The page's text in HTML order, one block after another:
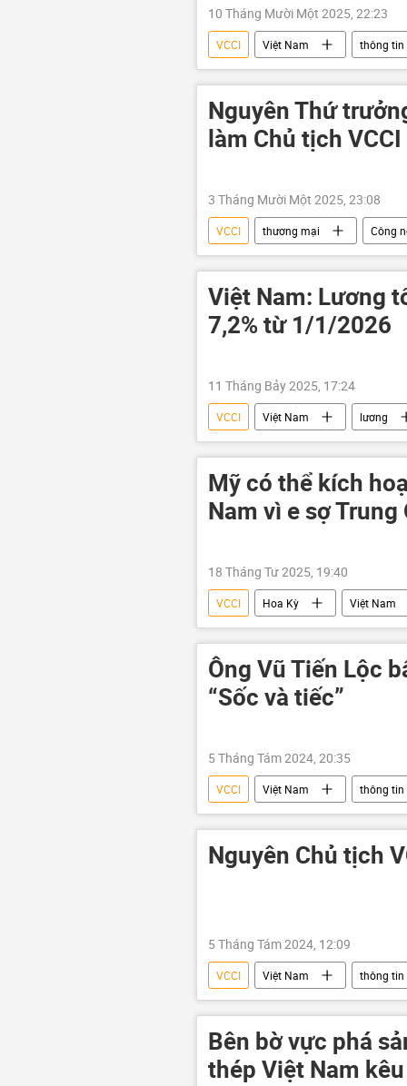
10 Tháng Mười Một 2025, 22:23
VCCI Việt Nam thông tin
Phạm Minh Chính
doanh
Nguyên Thứ
làm Chủ tịch VCCI
3 Tháng Mười Một 2025, 23:08
VCCI thương mại Công
Ban Chấp hành Trung ương Đảng
Bộ Tài Chính VN
Việt Nam: Lương
7,2% từ 1/1/2026
11 Tháng Bảy 2025, 17:24
VCCI Việt Nam lương
tiền
luật lao động
Mỹ có thể kích
Nam vì e sợ Trung
18 Tháng Tư 2025, 19:40
VCCI Hoa Kỳ Việt Nam
Chính trị
thông tin
xuất khẩu
FTA
Ông Vũ Tiến Lộc
“Sốc và tiếc”
5 Tháng Tám 2024, 20:35
VCCI Việt Nam thông tin
Nguyên Chủ tịch
5 Tháng Tám 2024, 12:09
VCCI Việt Nam thông tin
Bên bờ vực phá
thép Việt Nam